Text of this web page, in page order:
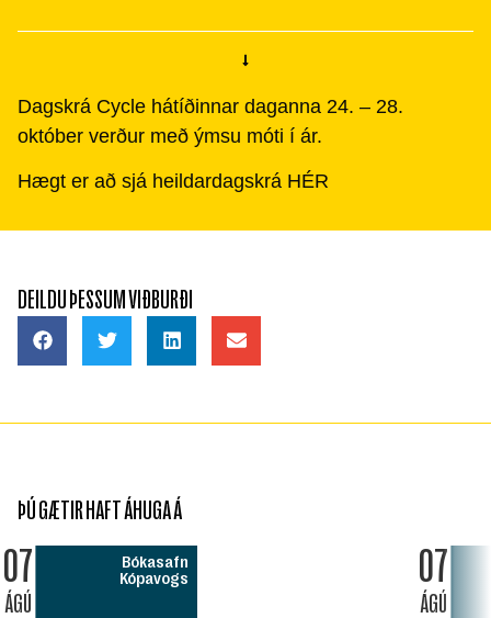
Dagskrá Cycle hátíðinnar daganna 24. – 28.
október verður með ýmsu móti í ár.
Hægt er að sjá heildardagskrá HÉR
DEILDU ÞESSUM VIÐBURÐI
ÞÚ GÆTIR HAFT ÁHUGA Á
07
ÁGÚ
Bókasafn
Kópavogs
07
ÁGÚ